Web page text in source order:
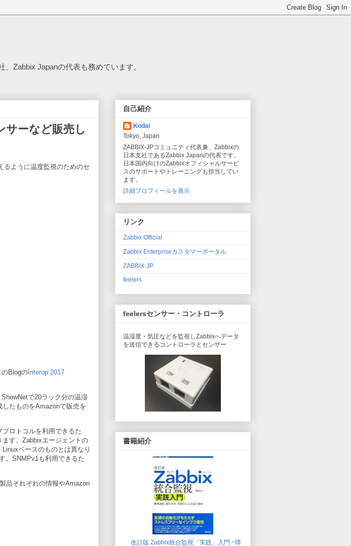
Zabbix Japanの代表も務めています。
サーなど販売し
るように温度監視のためのセ
BlogのInterop 2017
で20ラック分の温湿
たものをAmazonで販売を
ロトコルを利用できるた
す。Zabbixエージェントの
ベースのものとは異なり
。SNMPv1も利用できるた
品それぞれの情報やAmazon
自己紹介
Kodai
Tokyo, Japan
ZABBIX-JPコミュニティ代表兼、Zabbixの
日本支社であるZabbix Japanの代表です。
日本国内向けのZabbixオフィシャルサービ
スのサポートやトレーニングも担当してい
ます。
詳細プロフィールを表示
リンク
Zabbix Official
Zabbix Enterpriseカスタマーポータル
ZABBIX-JP
feelers
feelersセンサー・コントローラ
温湿度・気圧などを監視しZabbixへデータ
を送信できるコントローラとセンサー
書籍紹介
改訂版 Zabbix統合監視「実践」入門 ~障